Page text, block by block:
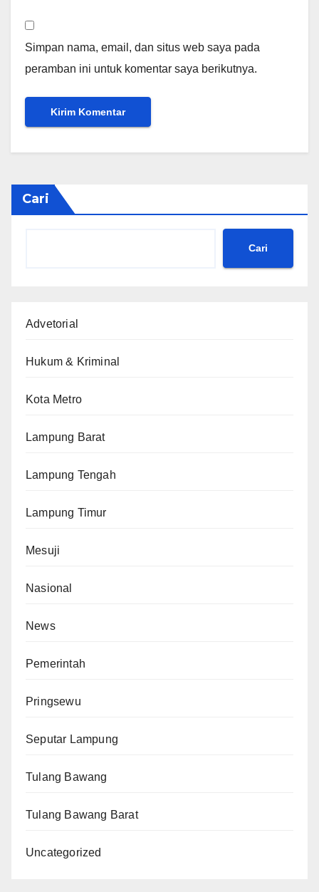
Simpan nama, email, dan situs web saya pada
peramban ini untuk komentar saya berikutnya.
Cari
Cari
Advetorial
Hukum & Kriminal
Kota Metro
Lampung Barat
Lampung Tengah
Lampung Timur
Mesuji
Nasional
News
Pemerintah
Pringsewu
Seputar Lampung
Tulang Bawang
Tulang Bawang Barat
Uncategorized